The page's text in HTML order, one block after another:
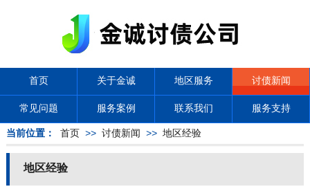
首页 关于金诚 地区服务 讨债新闻
常见问题 服务案例 联系我们 服务支持
当前位置： 首页 >> 讨债新闻 >> 地区经验
地区经验